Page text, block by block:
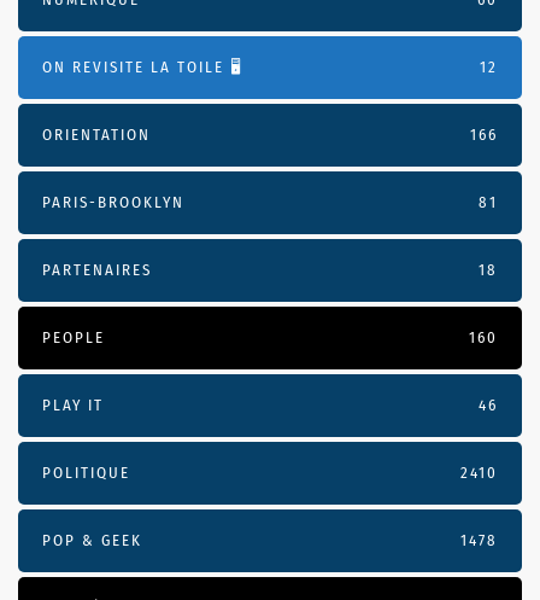
ON REVISITE LA TOILE 🖥️ 12
ORIENTATION 166
PARIS-BROOKLYN 81
PARTENAIRES 18
PEOPLE 160
PLAY IT 46
POLITIQUE 2410
POP & GEEK 1478